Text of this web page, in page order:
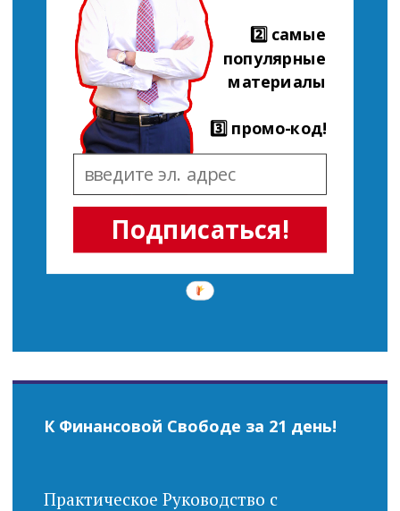
Подписаться!
2️⃣ самые
популярные
материалы
3️⃣ промо-код!
К Финансовой Свободе за 21 день!
Практическое Руководство с